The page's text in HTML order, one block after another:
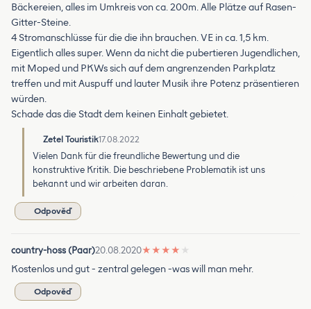
Bäckereien, alles im Umkreis von ca. 200m. Alle Plätze auf Rasen-
Gitter-Steine.
4 Stromanschlüsse für die die ihn brauchen. VE in ca. 1,5 km.
Eigentlich alles super. Wenn da nicht die pubertieren Jugendlichen,
mit Moped und PKWs sich auf dem angrenzenden Parkplatz
treffen und mit Auspuff und lauter Musik ihre Potenz präsentieren
würden.
Schade das die Stadt dem keinen Einhalt gebietet.
Zetel Touristik17.08.2022
Vielen Dank für die freundliche Bewertung und die
konstruktive Kritik. Die beschriebene Problematik ist uns
bekannt und wir arbeiten daran.
Odpověď
country-hoss (Paar)20.08.2020★ ★ ★ ★ ★
Kostenlos und gut - zentral gelegen -was will man mehr.
Odpověď